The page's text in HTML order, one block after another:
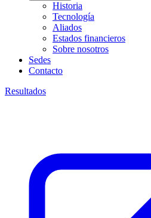
Historia
Tecnología
Aliados
Estados financieros
Sobre nosotros
Sedes
Contacto
Resultados